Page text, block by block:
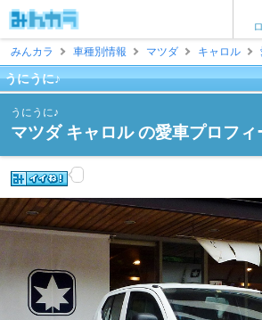
みんカラ
車種別情報 マツダ キャロル
うにうに♪
うにうに♪
マツダ キャロル の愛車プロフィ